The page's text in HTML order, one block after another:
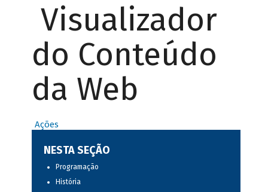
Visualizador
do Conteúdo
da Web
Ações
NESTA SEÇÃO
Programação
História